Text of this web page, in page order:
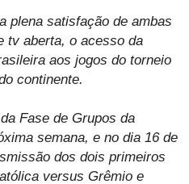
plena satisfação de ambas
tv aberta, o acesso da
aos jogos do torneio
continente.
Fase de Grupos da
semana, e no dia 16 de
dos dois primeiros
versus Grêmio e